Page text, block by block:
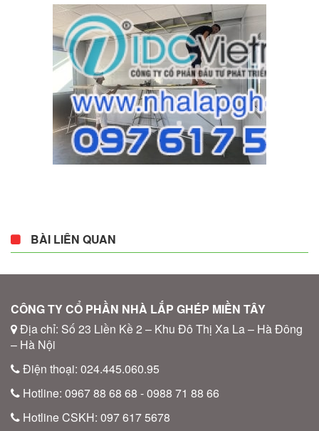
BÀI LIÊN QUAN
CÔNG TY CỔ PHẦN NHÀ LẮP GHÉP MIỀN TÂY
Địa chỉ: Số 23 Liền Kề 2 – Khu Đô Thị Xa La – Hà Đông
– Hà Nội
Điện thoại: 024.445.060.95
Hotline: 0967 88 68 68 - 0988 71 88 66
Hotline CSKH: 097 617 5678